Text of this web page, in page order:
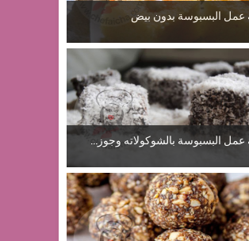
عمل البسبوسة بدون بيض
البسبوسة بالشوكولاته وجوز...